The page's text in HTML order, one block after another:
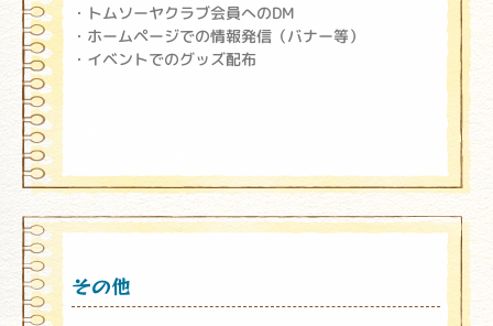
トムソーヤクラブ会員へのDM
ホームページでの情報発信（バナー等）
イベントでのグッズ配布
その他